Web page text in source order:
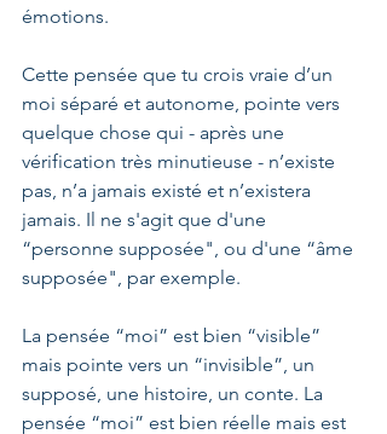
émotions.
Cette pensée que tu crois vraie d’un
moi séparé et autonome, pointe vers
quelque chose qui - après une
vérification très minutieuse - n’existe
pas, n’a jamais existé et n’existera
jamais. Il ne s'agit que d'une
“personne supposée", ou d'une “âme
supposée", par exemple.
La pensée “moi” est bien “visible”
mais pointe vers un “invisible”, un
supposé, une histoire, un conte. La
pensée “moi” est bien réelle mais est